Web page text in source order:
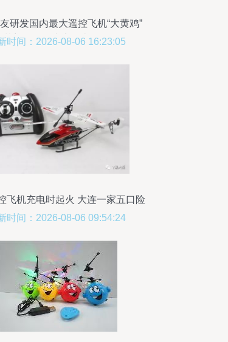
研发国内最大遥控飞机“大黄鸡”
梦想起飞的声音响彻天际
时间：2026-08-06 16:23:05
飞机充电时起火 大连一家五口险
丧命的警示与省思
时间：2026-08-06 09:54:24